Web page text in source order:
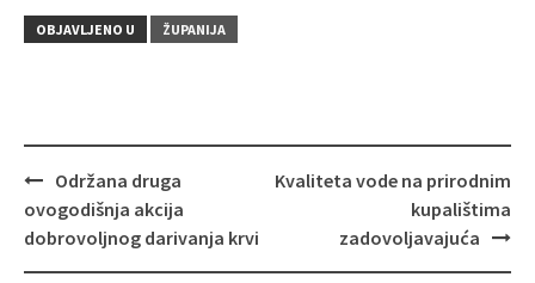
OBJAVLJENO U ŽUPANIJA
Navigacija
objava
Održana druga
ovogodišnja akcija
dobrovoljnog darivanja krvi
Kvaliteta vode na prirodnim
kupalištima
zadovoljavajuća